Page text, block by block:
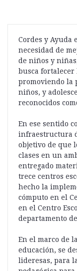
Cordes y Ayuda
necesidad de
de niños y
busca fortalecer
promoviendo la
niños, y
reconocidos
En ese sentido
infraestructura
objetivo de que
clases en un
entregado
trece centros
hecho la
cómputo en el
en el Centro
departamento
En el marco de
educación, se
lideresas, para